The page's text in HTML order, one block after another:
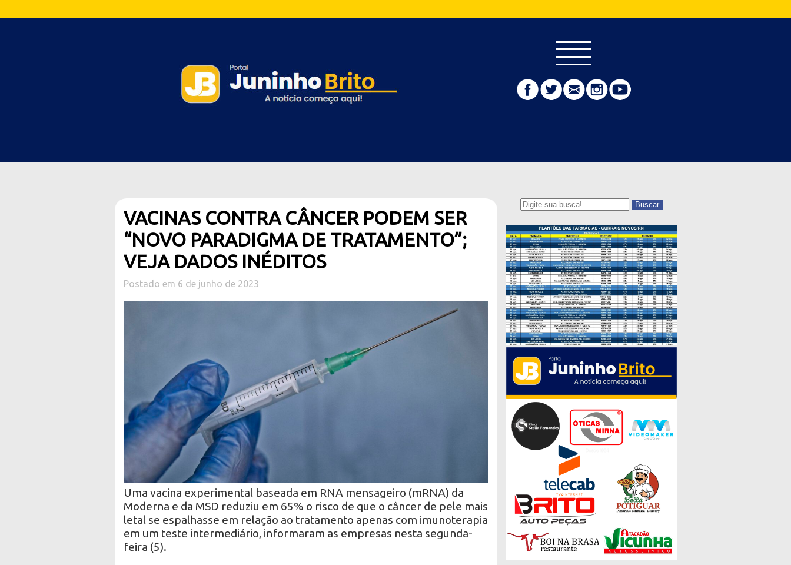
VACINAS CONTRA CÂNCER PODEM SER
“NOVO PARADIGMA DE TRATAMENTO”;
VEJA DADOS INÉDITOS
Postado em 6 de junho de 2023
Uma vacina experimental baseada em RNA mensageiro (mRNA) da
Moderna e da MSD reduziu em 65% o risco de que o câncer de pele mais
letal se espalhasse em relação ao tratamento apenas com imunoterapia
em um teste intermediário, informaram as empresas nesta segunda-
feira (5).
Buscar